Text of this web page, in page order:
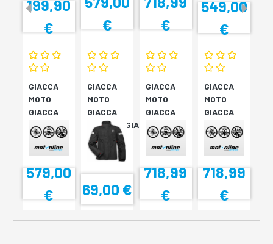
199,90
€
€
€
549,00
€
GIACCA
MOTO
GIACCA
FIGHTER
C2 52
579,00
€
GIACCA
MOTO
GIACCA
ANTIPIOGGIA
STRADA
V3 N
69,00 €
GIACCA
MOTO
GIACCA
DC C6
RO/BI/NE
48
718,99
€
GIACCA
MOTO
GIACCA
DC C6
RO/BI/NE
48
718,99
€